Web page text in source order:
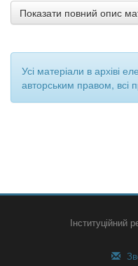
Показати повний опис
Усі матеріали в архіві
авторським правом, всі
Інституційний